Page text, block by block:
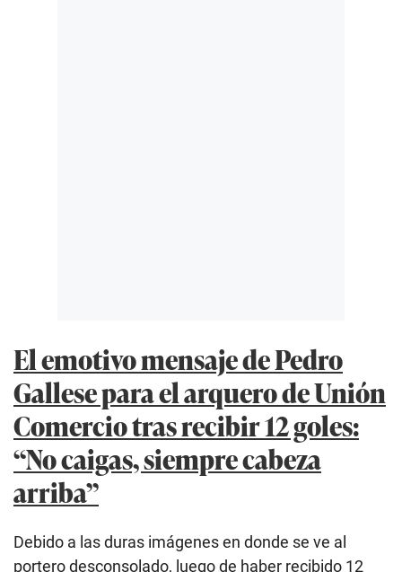
El emotivo mensaje de Pedro
Gallese para el arquero de Unión
Comercio tras recibir 12 goles:
“No caigas, siempre cabeza
arriba”
Debido a las duras imágenes en donde se ve al
portero desconsolado, luego de haber recibido 12